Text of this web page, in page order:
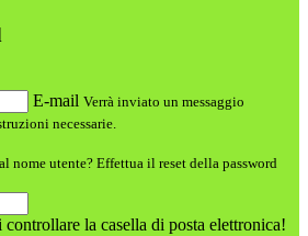
E-mail Verrà inviato un messaggio
necessarie.
nome utente? Effettua il reset della password
la casella di posta elettronica!